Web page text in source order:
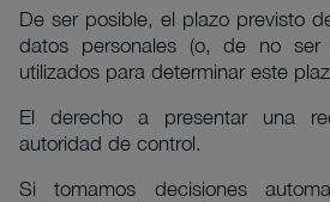
De ser posible, el plazo previsto
datos personales (o, de no ser
utilizados para determinar este
El derecho a presentar una
autoridad de control.
Si tomamos decisiones